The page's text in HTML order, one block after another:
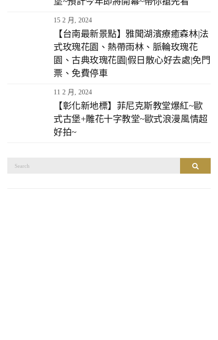
15 2 月, 2024
【台南最新景點】雅聞湖濱療癒森林|法
式玫瑰花園、熱帶雨林、脈輪玫瑰花
園、古典玫瑰花園|假日散心好去處|免門
票、免費停車
11 2 月, 2024
【彰化新地標】菲尼克斯教堂爆紅~歐
式古堡+雕花十字教堂~歐式浪漫風情超
好拍~
搜尋